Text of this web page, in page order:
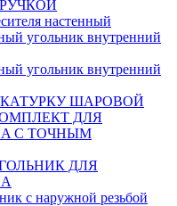
настенный
угольник внутренний
угольник внутренний
ШАРОВОЙ
ДЛЯ
С ТОЧНЫМ
ДЛЯ
с наружной резьбой